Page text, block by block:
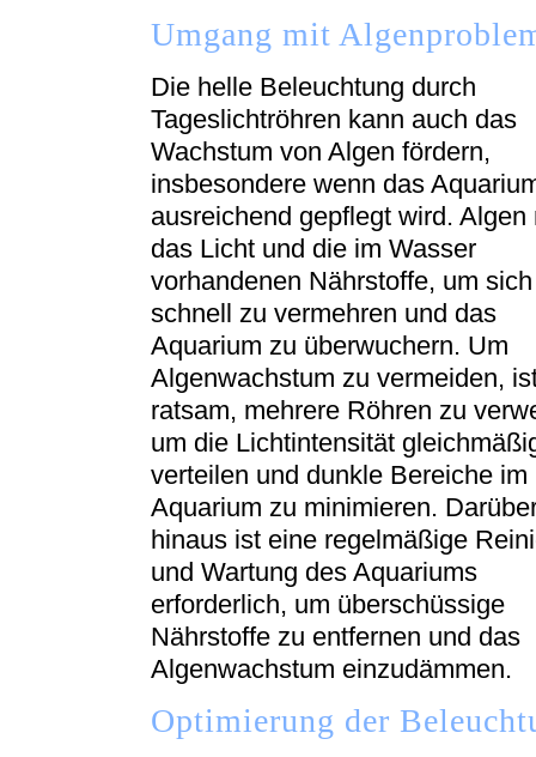
Umgang mit
Die helle Beleuchtung durch
Tageslichtröhren kann auch das
Wachstum von Algen fördern,
insbesondere wenn das
ausreichend gepflegt wird. Algen
das Licht und die im Wasser
vorhandenen Nährstoffe, um sich
schnell zu vermehren und das
Aquarium zu überwuchern. Um
Algenwachstum zu vermeiden,
ratsam, mehrere Röhren zu
um die Lichtintensität
verteilen und dunkle Bereiche im
Aquarium zu minimieren.
hinaus ist eine regelmäßige
und Wartung des Aquariums
erforderlich, um überschüssige
Nährstoffe zu entfernen und das
Algenwachstum einzudämmen.
Optimierung der